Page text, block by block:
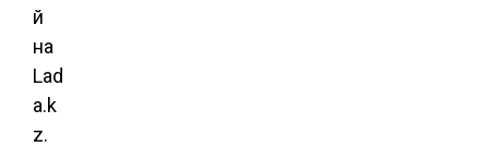
й
на
Lad
a.k
z.